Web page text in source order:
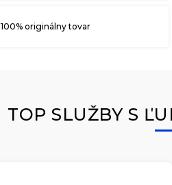
100% originálny tovar
TOP SLUŽBY S